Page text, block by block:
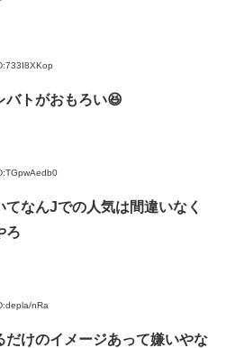
バトがおもろい😆
てなんJでの人気は間違いなく
ろ
nRa
だけのイメージあって嫌いやな